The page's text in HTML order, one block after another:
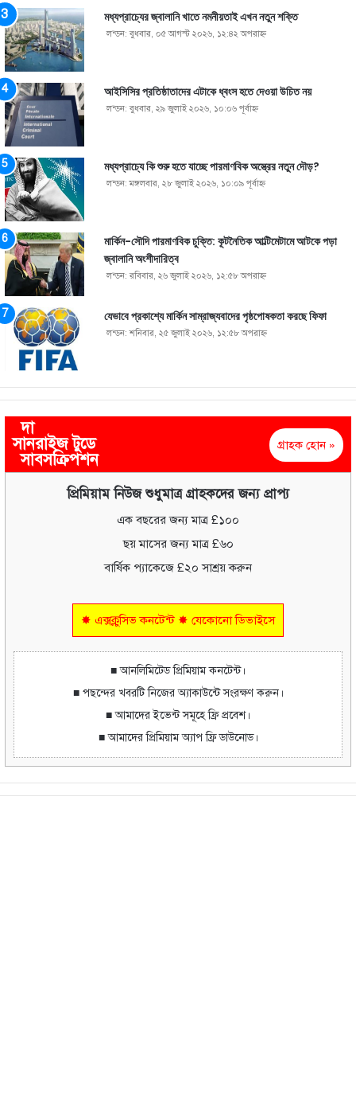
মধ্যপ্রাচ্যের জ্বালানি খাতে নমনীয়তাই এখন নতুন শক্তি
লন্ডন: বুধবার, ০৫ আগস্ট ২০২৬, ১২:৪২ অপরাহ্ণ
আইসিসির প্রতিষ্ঠাতাদের এটাকে ধ্বংস হতে দেওয়া উচিত নয়
লন্ডন: বুধবার, ২৯ জুলাই ২০২৬, ১০:০৬ পূর্বাহ্ণ
মধ্যপ্রাচ্যে কি শুরু হতে যাচ্ছে পারমাণবিক অস্ত্রের নতুন দৌড়?
লন্ডন: মঙ্গলবার, ২৮ জুলাই ২০২৬, ১০:০৯ পূর্বাহ্ণ
মার্কিন-সৌদি পারমাণবিক চুক্তি: কূটনৈতিক আল্টিমেটামে আটকে পড়া
জ্বালানি অংশীদারিত্ব
লন্ডন: রবিবার, ২৬ জুলাই ২০২৬, ১২:৫৮ অপরাহ্ণ
যেভাবে প্রকাশ্যে মার্কিন সাম্রাজ্যবাদের পৃষ্ঠপোষকতা করছে ফিফা
লন্ডন: শনিবার, ২৫ জুলাই ২০২৬, ১২:৫৮ অপরাহ্ণ
দা
সানরাইজ টুডে
সাবসক্রিপশন
গ্রাহক হোন »
প্রিমিয়াম নিউজ শুধুমাত্র গ্রাহকদের জন্য প্রাপ্য
এক বছরের জন্য মাত্র £১০০
ছয় মাসের জন্য মাত্র £৬০
বার্ষিক প্যাকেজে £২০ সাশ্রয় করুন
✸ এক্সক্লুসিভ কনটেন্ট ✸ যেকোনো ডিভাইসে
■ আনলিমিটেড প্রিমিয়াম কনটেন্ট।
■ পছন্দের খবরটি নিজের অ্যাকাউন্টে সংরক্ষণ করুন।
■ আমাদের ইভেন্ট সমূহে ফ্রি প্রবেশ।
■ আমাদের প্রিমিয়াম অ্যাপ ফ্রি ডাউনোড।